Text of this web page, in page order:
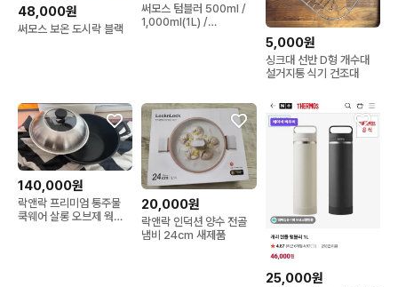
48,000원
써모스 보온 도시락 블랙
써모스 텀블러 500ml /
1,000ml(1L) /
5,000원
싱크대 선반 D형 개수대
설거지통 식기 건조대
140,000원
락앤락 프리미엄 통주물
쿡웨어 살롱 오브제 웍
20,000원
락앤락 인덕션 양수 전골
냄비 24cm 새제품
25,000원